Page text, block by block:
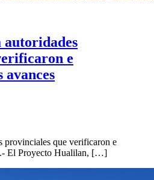
e
avances
provinciales que verificaron e
El Proyecto Hualilan, […]